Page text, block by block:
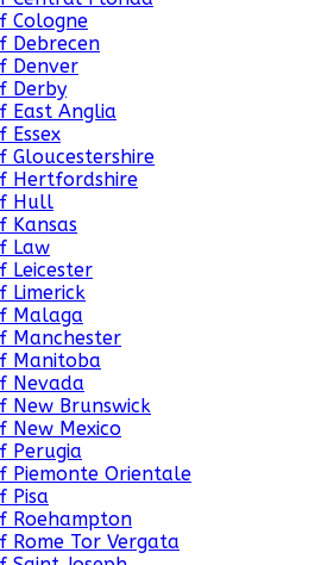
Cologne
Debrecen
Denver
Derby
East Anglia
Essex
Gloucestershire
Hertfordshire
Hull
Kansas
Law
Leicester
Limerick
Malaga
Manchester
Manitoba
Nevada
New Brunswick
New Mexico
Perugia
Piemonte Orientale
Pisa
Roehampton
Rome Tor Vergata